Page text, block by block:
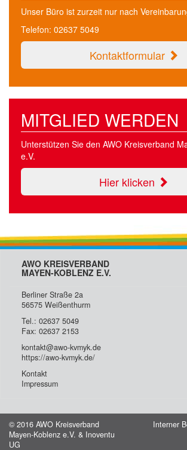
Unser Büro ist zurzeit nur nach
Telefon: 02637 5049
Kontaktformular
MITGLIED WERDEN
Unterstützen Sie den AWO Kreisverband
e.V.
Hier klicken
AWO KREISVERBAND
MAYEN-KOBLENZ E.V.
Berliner Straße 2a
56575 Weißenthurm
Tel.: 02637 5049
Fax: 02637 2153
kontakt@awo-kvmyk.de
https://awo-kvmyk.de/
Kontakt
Impressum
© 2016 AWO Kreisverband
Mayen-Koblenz e.V. & Inoventu
UG
Interner